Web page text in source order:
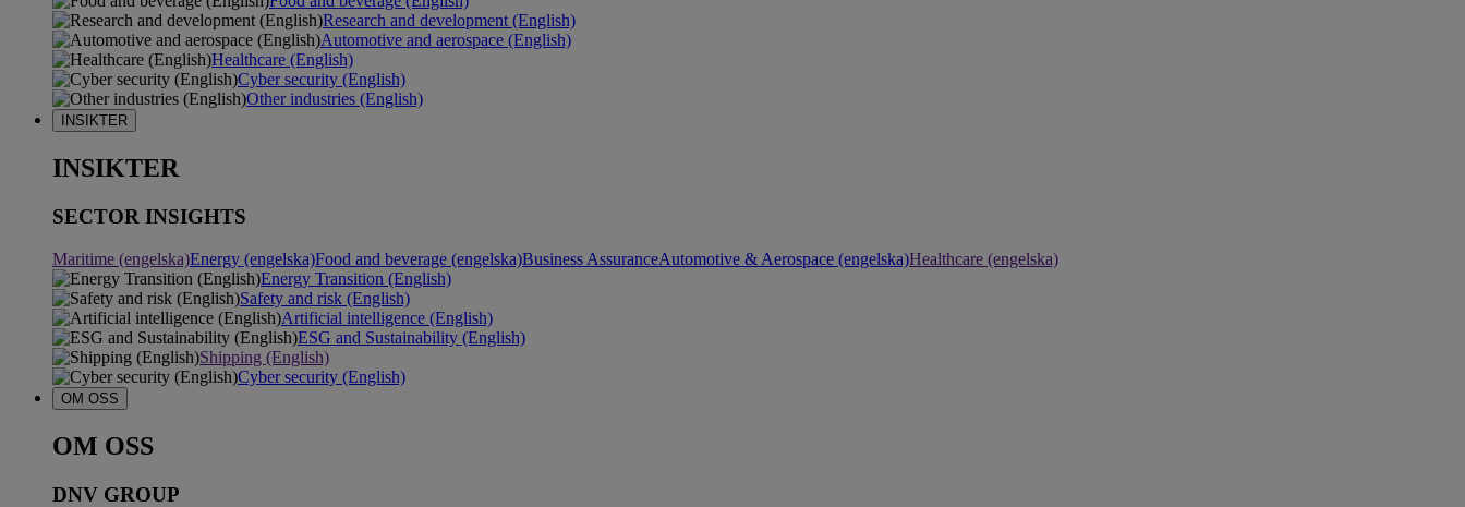
Research and development (English)
Automotive and aerospace (English)
Healthcare (English)
Cyber security (English)
Other industries (English)
INSIKTER
INSIKTER
SECTOR INSIGHTS
Maritime (engelska)Energy (engelska)Food and beverage (engelska)Business AssuranceAutomotive & Aerospace (engelska)Healthcare (engelska)
Energy Transition (English)
Safety and risk (English)
Artificial intelligence (English)
ESG and Sustainability (English)
Shipping (English)
Cyber security (English)
OM OSS
OM OSS
DNV GROUP